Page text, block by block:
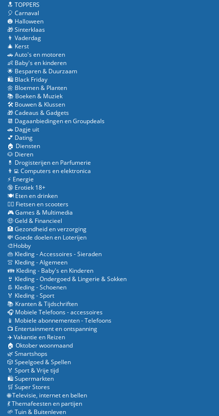
🔝 TOPPERS
🎈 Carnaval
🎃 Halloween
🎁 Sinterklaas
👨 Vaderdag
🎄 Kerst
🚗 Auto's en motoren
👶 Baby's en kinderen
🌟 Besparen & Duurzaam
🛍️ Black Friday
🌼 Bloemen & Planten
📚 Boeken & Muziek
🛠️ Bouwen & Klussen
🎁 Cadeaus & Gadgets
📆 Dagaanbiedingen en Groupdeals
🚗 Dagje uit
💕 Dating
🏠 Diensten
🐶 Dieren
💊 Drogisterijen en Parfumerie
👨‍💻 Computers en elektronica
⚡ Energie
🔞 Erotiek 18+
🍽️ Eten en drinken
🚴‍♂️ Fietsen en scooters
🎮 Games & Multimedia
🤑 Geld & Financieel
🏥 Gezondheid en verzorging
💸 Goede doelen en Loterijen
🎨Hobby
👜 Kleding - Accessoires - Sieraden
👚 Kleding - Algemeen
👪 Kleding - Baby's en Kinderen
👙 Kleding - Ondergoed & Lingerie & Sokken
👢 Kleding - Schoenen
🏅 Kleding - Sport
📚 Kranten & Tijdschriften
🎧 Mobiele Telefoons - accessoires
📱 Mobiele abonnementen - Telefoons
📺 Entertainment en ontspanning
✈️ Vakantie en Reizen
🏠 Oktober woonmaand
🌿 Smartshops
🎲 Speelgoed & Spellen
🏅 Sport & Vrije tijd
🛍️ Supermarkten
🛒 Super Stores
🌐 Televisie, internet en bellen
💃 Themafeesten en partijen
🌱 Tuin & Buitenleven